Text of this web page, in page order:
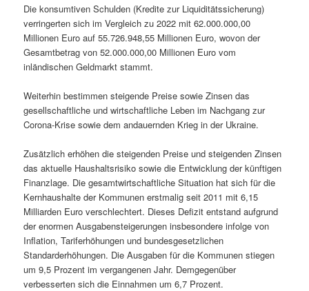
Die konsumtiven Schulden (Kredite zur Liquiditätssicherung)
verringerten sich im Vergleich zu 2022 mit 62.000.000,00
Millionen Euro auf 55.726.948,55 Millionen Euro, wovon der
Gesamtbetrag von 52.000.000,00 Millionen Euro vom
inländischen Geldmarkt stammt.
Weiterhin bestimmen steigende Preise sowie Zinsen das
gesellschaftliche und wirtschaftliche Leben im Nachgang zur
Corona-Krise sowie dem andauernden Krieg in der Ukraine.
Zusätzlich erhöhen die steigenden Preise und steigenden Zinsen
das aktuelle Haushaltsrisiko sowie die Entwicklung der künftigen
Finanzlage. Die gesamtwirtschaftliche Situation hat sich für die
Kernhaushalte der Kommunen erstmalig seit 2011 mit 6,15
Milliarden Euro verschlechtert. Dieses Defizit entstand aufgrund
der enormen Ausgabensteigerungen insbesondere infolge von
Inflation, Tariferhöhungen und bundesgesetzlichen
Standarderhöhungen. Die Ausgaben für die Kommunen stiegen
um 9,5 Prozent im vergangenen Jahr. Demgegenüber
verbesserten sich die Einnahmen um 6,7 Prozent.